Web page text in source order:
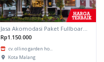
Rp1.150.000
cv. ollino garden ho...
Kota Malang